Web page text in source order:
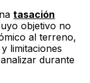
tasación
objetivo no
al terreno,
limitaciones
durante